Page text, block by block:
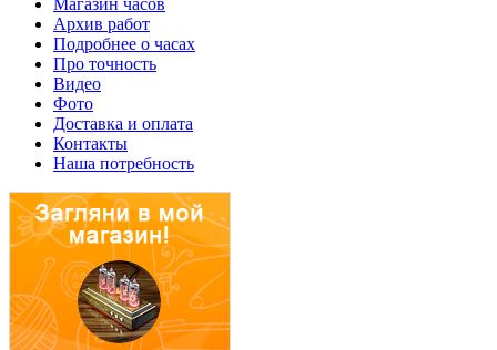
Архив работ
Подробнее о часах
Про точность
Видео
Фото
Доставка и оплата
Контакты
Наша потребность